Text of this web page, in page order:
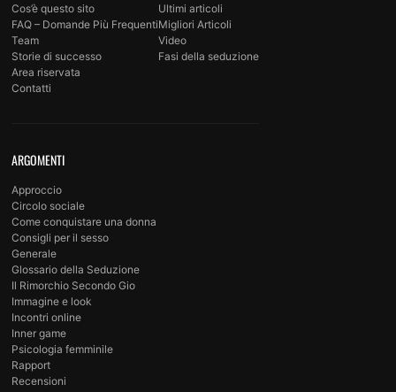
Cos’è questo sito
FAQ – Domande Più Frequenti
Team
Storie di successo
Area riservata
Contatti
Ultimi articoli
Migliori Articoli
Video
Fasi della seduzione
ARGOMENTI
Approccio
Circolo sociale
Come conquistare una donna
Consigli per il sesso
Generale
Glossario della Seduzione
Il Rimorchio Secondo Gio
Immagine e look
Incontri online
Inner game
Psicologia femminile
Rapport
Recensioni